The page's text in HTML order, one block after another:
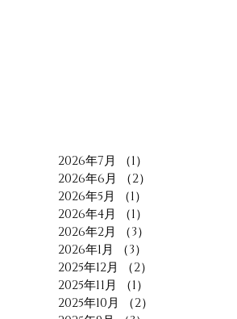
2026年7月 （1）
2026年6月
（2）
2026年5月
（1）
2026年4月
（1）
2026年2月
（3）
2026年1月
（3）
2025年12月
（2）
2025年11月
（1）
2025年10月
（2）